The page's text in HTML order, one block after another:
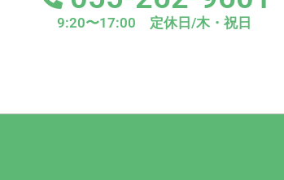
9:20〜17:00 定休日/木・祝日